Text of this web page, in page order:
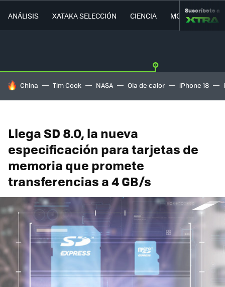
ANÁLISIS XATAKA SELECCIÓN CIENCIA MOVILIDAD
Suscríbete a
HOY SE HABLA DE
China Tim Cook NASA Ola de calor iPhone 18
Llega SD 8.0, la nueva
especificación para tarjetas de
memoria que promete
transferencias a 4 GB/s